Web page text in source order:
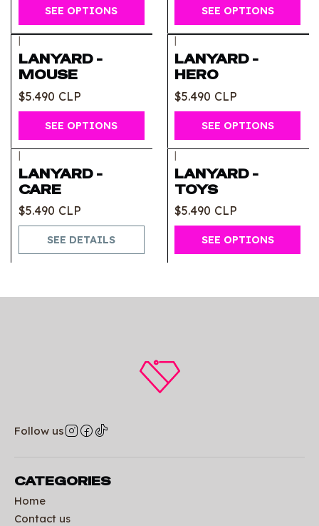
SEE OPTIONS SEE OPTIONS
|
LANYARD -
MOUSE
$5.490 CLP
SEE OPTIONS
|
LANYARD -
HERO
$5.490 CLP
SEE OPTIONS
|
LANYARD -
CARE
$5.490 CLP
SEE DETAILS
|
LANYARD -
TOYS
$5.490 CLP
SEE OPTIONS
Follow us
CATEGORIES
Home
Contact us